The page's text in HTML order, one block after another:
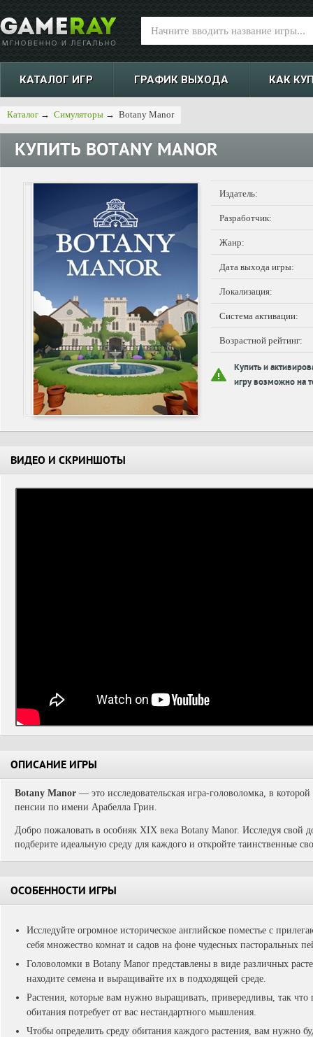
КАТАЛОГ ИГР ГРАФИК ВЫХОДА КАК
Каталог → Симуляторы → Botany Manor
КУПИТЬ BOTANY MANOR
Издатель:
Разработчик:
Жанр:
Дата выхода игры:
Локализация:
Система активации:
Возрастной рейтинг:
Купить и
игру возможно на
ВИДЕО И СКРИНШОТЫ
ОПИСАНИЕ ИГРЫ
Botany Manor — это исследовательская игра-головоломка, в
пенсии по имени Арабелла Грин.
Добро пожаловать в особняк XIX века Botany Manor. Исследуя свой
подберите идеальную среду для каждого и откройте таинственные
ОСОБЕННОСТИ ИГРЫ
Исследуйте огромное историческое английское поместье с
себя множество комнат и садов на фоне чудесных пасторальных
Головоломки в Botany Manor представлены в виде различных
находите семена и выращивайте их в подходящей среде.
Растения, которые вам нужно выращивать, привередливы, так что
обитания потребует от вас нестандартного мышления.
Чтобы определить среду обитания каждого растения, вам нужно